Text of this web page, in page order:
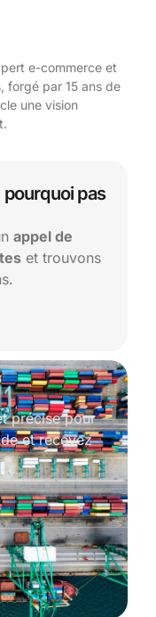
e-commerce et
forgé par 15 ans de
une vision
pas
appel de
et trouvons
précise pour
et recevez